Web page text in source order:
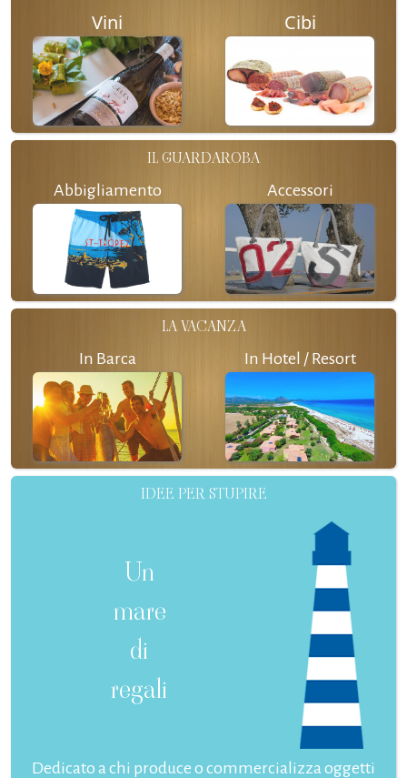
Vini Cibi
IL GUARDAROBA
Abbigliamento Accessori
LA VACANZA
In Barca In Hotel / Resort
IDEE PER STUPIRE
Un
mare
di
regali
Dedicato a chi produce o commercializza oggetti